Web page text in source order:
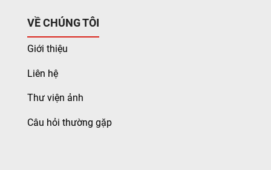
VỀ CHÚNG TÔI
Giới thiệu
Liên hệ
Thư viện ảnh
Câu hỏi thường gặp